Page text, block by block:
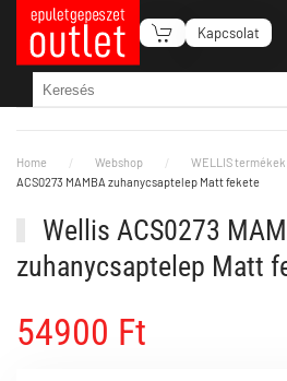
Fő tartalom átugrása
Kapcsolat
Home Webshop WELLIS termékek
ACS0273 MAMBA zuhanycsaptelep Matt fekete
Wellis ACS0273
zuhanycsaptelep Matt
54900 Ft